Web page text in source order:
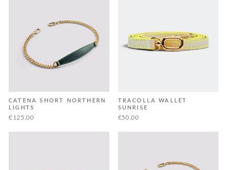
CATENA SHORT NORTHERN
LIGHTS
€125,00
TRACOLLA WALLET
SUNRISE
€50,00